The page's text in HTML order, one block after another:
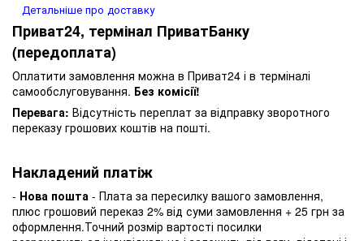
Детальніше про доставку
Приват24, термінал ПриватБанку
(передоплата)
Оплатити замовлення можна в Приват24 і в терміналі
самообслуговування. Без комісії!
Перевага: Відсутність переплат за відправку зворотного
переказу грошових коштів на пошті.
Накладений платіж
- Нова пошта - Плата за пересилку вашого замовлення,
плюс грошовий переказ 2% від суми замовлення + 25 грн за
оформлення.Точний розмір вартості посилки